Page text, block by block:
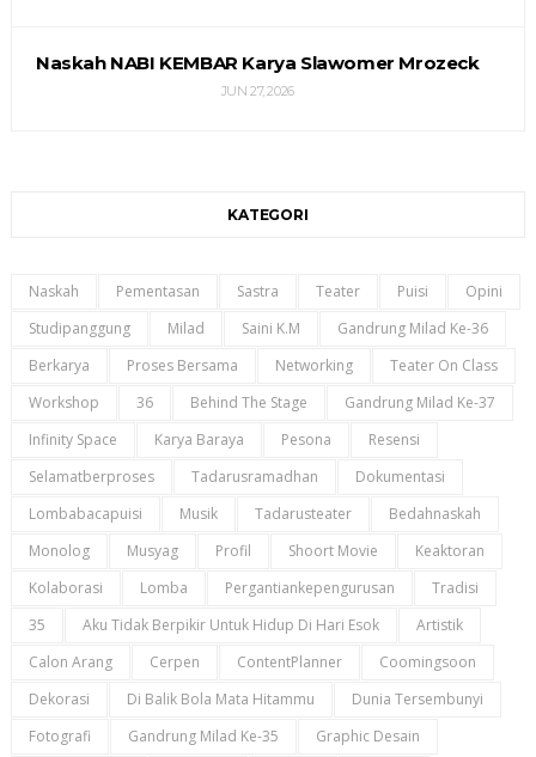
Naskah NABI KEMBAR Karya Slawomer Mrozeck
JUN 27, 2026
KATEGORI
Naskah Pementasan Sastra Teater Puisi
Opini
Studipanggung
Milad Saini K.m
Gandrung Milad Ke-36
Berkarya
Proses Bersama Networking
Teater On Class
Workshop
36 Behind The Stage
Gandrung Milad Ke-37
Infinity Space
Karya Baraya Pesona
Resensi
Selamatberproses
Tadarusramadhan
Dokumentasi
Lombabacapuisi
Musik Tadarusteater
Bedahnaskah
Monolog
Musyag Profil Shoort Movie
Keaktoran
Kolaborasi
Lomba Pergantiankepengurusan
Tradisi
35
Aku Tidak Berpikir Untuk Hidup Di Hari Esok
Artistik
Calon Arang
Cerpen ContentPlanner
Coomingsoon
Dekorasi
Di Balik Bola Mata Hitammu
Dunia Tersembunyi
Fotografi
Gandrung Milad Ke-35
Graphic Desain